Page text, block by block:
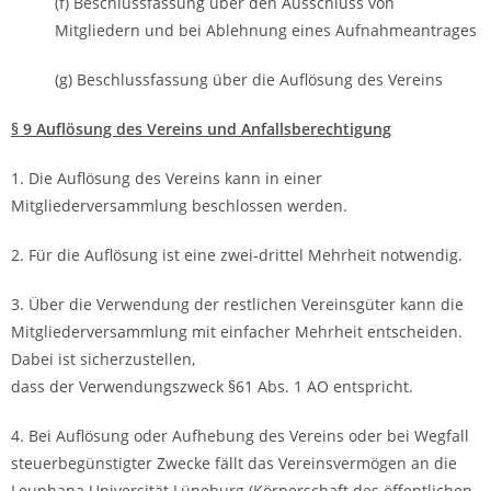
Mitgliedern und bei Ablehnung eines Aufnahmeantrages
(g) Beschlussfassung über die Auflösung des Vereins
§ 9 Auflösung des Vereins und Anfallsberechtigung
1. Die Auflösung des Vereins kann in einer
Mitgliederversammlung beschlossen werden.
2. Für die Auflösung ist eine zwei-drittel Mehrheit notwendig.
3. Über die Verwendung der restlichen Vereinsgüter kann die
Mitgliederversammlung mit einfacher Mehrheit entscheiden.
Dabei ist sicherzustellen,
dass der Verwendungszweck §61 Abs. 1 AO entspricht.
4. Bei Auflösung oder Aufhebung des Vereins oder bei Wegfall
steuerbegünstigter Zwecke fällt das Vereinsvermögen an die